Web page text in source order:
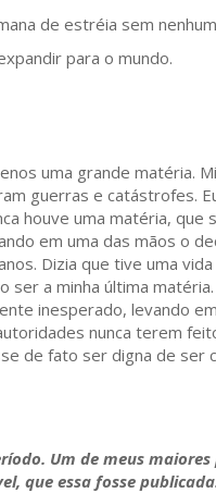
de estréia sem
para o mundo.
uma grande matéria.
guerras e catástrofes.
houve uma matéria,
em uma das mãos o
Dizia que tive uma
a minha última
inesperado, levando
nunca terem
de fato ser digna de ser
Um de meus maiores
que essa fosse